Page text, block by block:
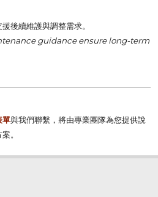
後續維護與調整需求。
guidance ensure long-term
單與我們聯繫，將由專業團隊為您提供說
。